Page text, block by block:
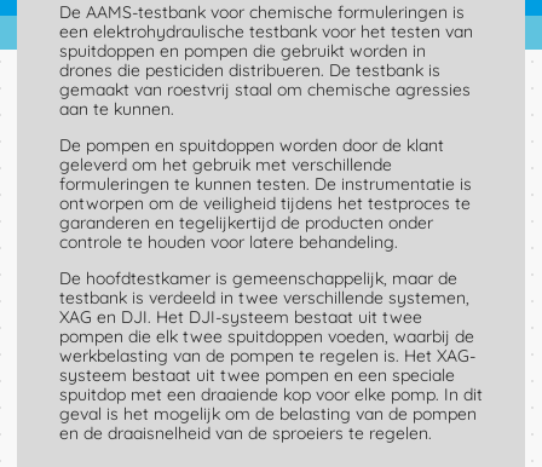
De AAMS-testbank voor chemische formuleringen is
een elektrohydraulische testbank voor het testen van
spuitdoppen en pompen die gebruikt worden in
drones die pesticiden distribueren. De testbank is
gemaakt van roestvrij staal om chemische agressies
aan te kunnen.
De pompen en spuitdoppen worden door de klant
geleverd om het gebruik met verschillende
formuleringen te kunnen testen. De instrumentatie is
ontworpen om de veiligheid tijdens het testproces te
garanderen en tegelijkertijd de producten onder
controle te houden voor latere behandeling.
De hoofdtestkamer is gemeenschappelijk, maar de
testbank is verdeeld in twee verschillende systemen,
XAG en DJI. Het DJI-systeem bestaat uit twee
pompen die elk twee spuitdoppen voeden, waarbij de
werkbelasting van de pompen te regelen is. Het XAG-
systeem bestaat uit twee pompen en een speciale
spuitdop met een draaiende kop voor elke pomp. In dit
geval is het mogelijk om de belasting van de pompen
en de draaisnelheid van de sproeiers te regelen.